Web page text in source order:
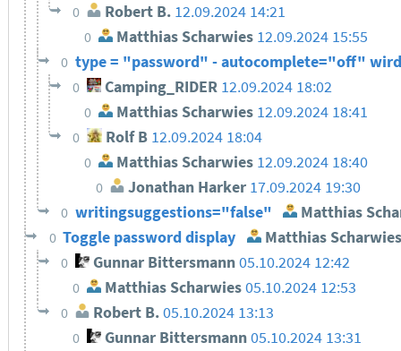
0 Robert B. 12.09.2024 14:21
0 Matthias Scharwies 12.09.2024 15:55
0 type = "password" - autocomplete="off"
0 Camping_RIDER 12.09.2024 18:02
0 Matthias Scharwies 12.09.2024 18:41
0 Rolf B 12.09.2024 18:04
0 Matthias Scharwies 12.09.2024 18:40
0 Jonathan Harker 17.09.2024 19:30
0 writingsuggestions="false" Matthias
0 Toggle password display Matthias
0 Gunnar Bittersmann 05.10.2024 12:42
0 Matthias Scharwies05.10.2024 12:53
0 Robert B. 05.10.2024 13:13
0 Gunnar Bittersmann05.10.2024 13:31